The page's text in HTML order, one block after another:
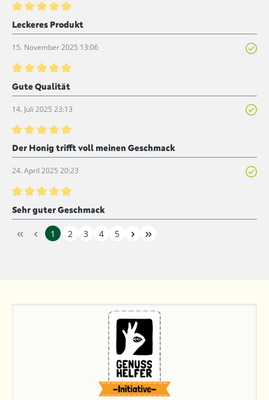
Bewertung mit 5 von 5 Sternen
Leckeres Produkt
15. November 2025 13:06
Bewertung mit 5 von 5 Sternen
Gute Qualität
14. Juli 2025 23:13
Bewertung mit 5 von 5 Sternen
Der Honig trifft voll meinen Geschmack
24. April 2025 20:23
Bewertung mit 5 von 5 Sternen
Sehr guter Geschmack
1 2 3 4 5